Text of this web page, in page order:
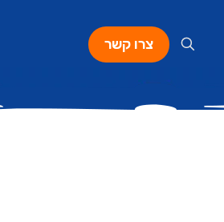
צרו קשר